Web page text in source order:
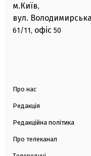
м.Київ,
вул. Володимирська
61/11, офіс 50
Про нас
Редакція
Редакційна політика
Про телеканал